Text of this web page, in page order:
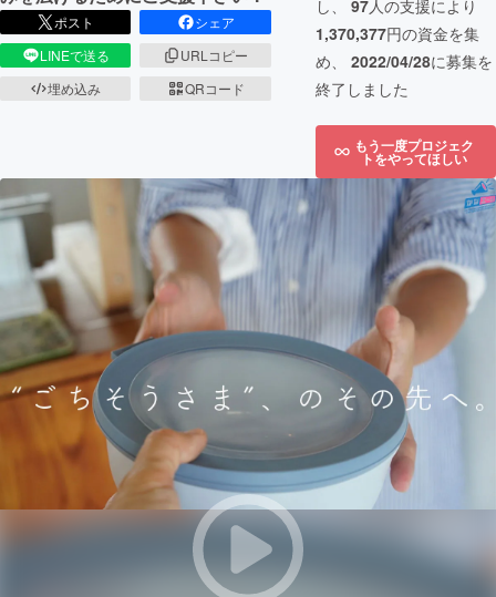
ポスト
シェア
LINEで送る
URLコピー
埋め込み
QRコード
し、 97人の支援により
1,370,377円の資金を集
め、 2022/04/28に募集を
終了しました
もう一度プロジェク
トをやってほしい